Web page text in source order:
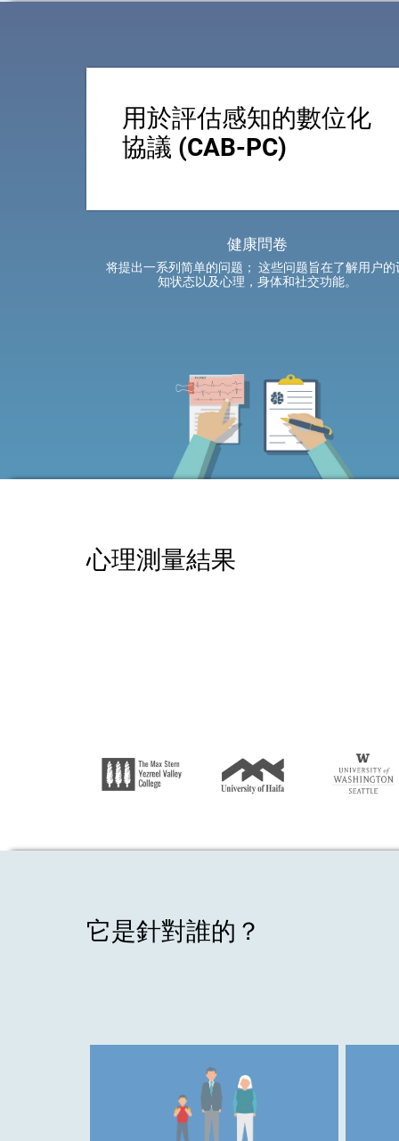
用於評估感知的數位化
協議 (CAB-PC)
健康問卷
将提出一系列简单的问题； 这些问题旨在了解用户的
知状态以及心理，身体和社交功能。
心理測量結果
它是針對誰的？